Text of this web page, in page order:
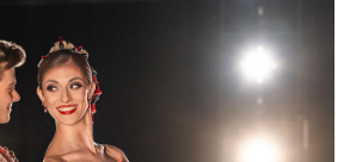
alle, die wir lieben